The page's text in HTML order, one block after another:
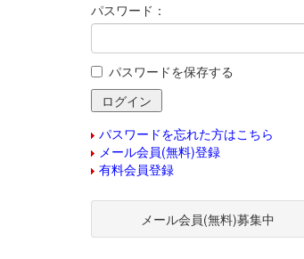
パスワード：
パスワードを保存する
パスワードを忘れた方はこちら
メール会員(無料)登録
有料会員登録
メール会員(無料)募集中